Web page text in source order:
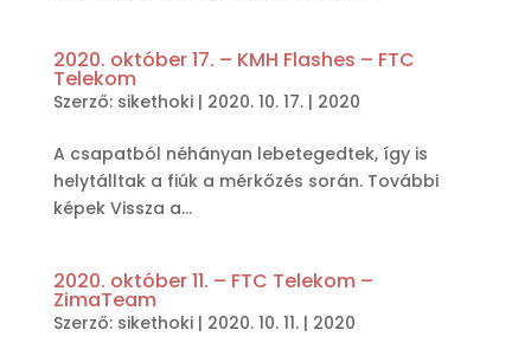
2020. október 17. – KMH Flashes – FTC
Telekom
Szerző: sikethoki| 2020. 10. 17.| 2020
A csapatból néhányan lebetegedtek, így is
helytálltak a fiúk a mérkőzés során. További
képek Vissza a...
2020. október 11. – FTC Telekom –
ZimaTeam
Szerző: sikethoki| 2020. 10. 11.| 2020